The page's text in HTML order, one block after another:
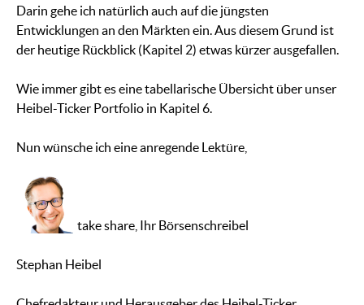
Darin gehe ich natürlich auch auf die jüngsten
Entwicklungen an den Märkten ein. Aus diesem Grund ist
der heutige Rückblick (Kapitel 2) etwas kürzer ausgefallen.
Wie immer gibt es eine tabellarische Übersicht über unser
Heibel-Ticker Portfolio in Kapitel 6.
Nun wünsche ich eine anregende Lektüre,
take share, Ihr Börsenschreibel
Stephan Heibel